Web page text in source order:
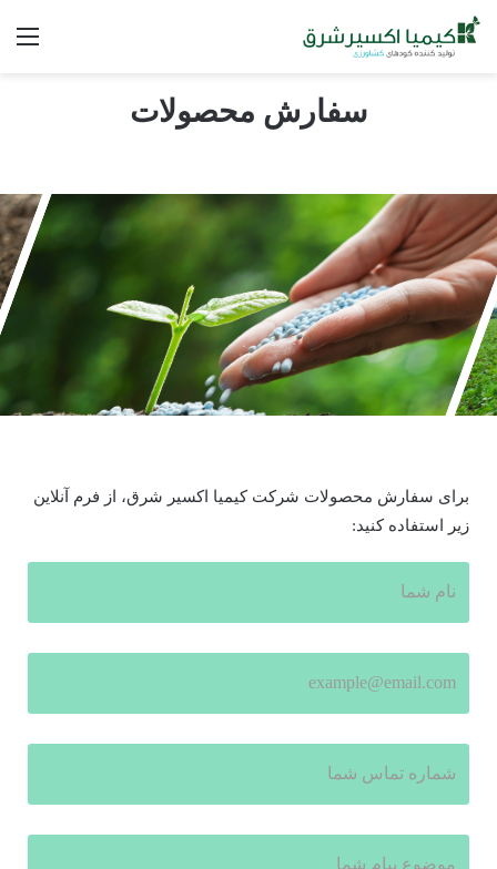
سفارش محصولات
برای سفارش محصولات شرکت کیمیا اکسیر شرق، از فرم آنلاین
زیر استفاده کنید: